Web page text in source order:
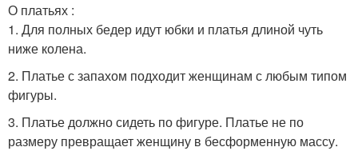
О платьях :
1. Для полных бедер идут юбки и платья длиной чуть
ниже колена.
2. Платье с запахом подходит женщинам с любым типом
фигуры.
3. Платье должно сидеть по фигуре. Платье не по
размеру превращает женщину в бесформенную массу.